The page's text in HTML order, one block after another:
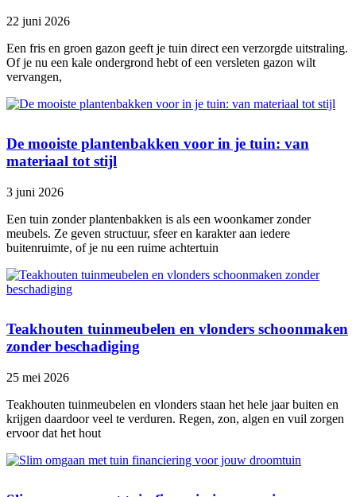
22 juni 2026
Een fris en groen gazon geeft je tuin direct een verzorgde uitstraling.
Of je nu een kale ondergrond hebt of een versleten gazon wilt
vervangen,
De mooiste plantenbakken voor in je tuin: van
materiaal tot stijl
3 juni 2026
Een tuin zonder plantenbakken is als een woonkamer zonder
meubels. Ze geven structuur, sfeer en karakter aan iedere
buitenruimte, of je nu een ruime achtertuin
Teakhouten tuinmeubelen en vlonders schoonmaken
zonder beschadiging
25 mei 2026
Teakhouten tuinmeubelen en vlonders staan het hele jaar buiten en
krijgen daardoor veel te verduren. Regen, zon, algen en vuil zorgen
ervoor dat het hout